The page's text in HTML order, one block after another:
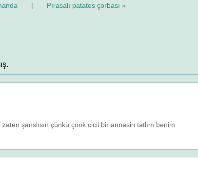
| Pırasalı patates çorbası »
şanslısın çünkü çook cicii bir annesin tatlım benim